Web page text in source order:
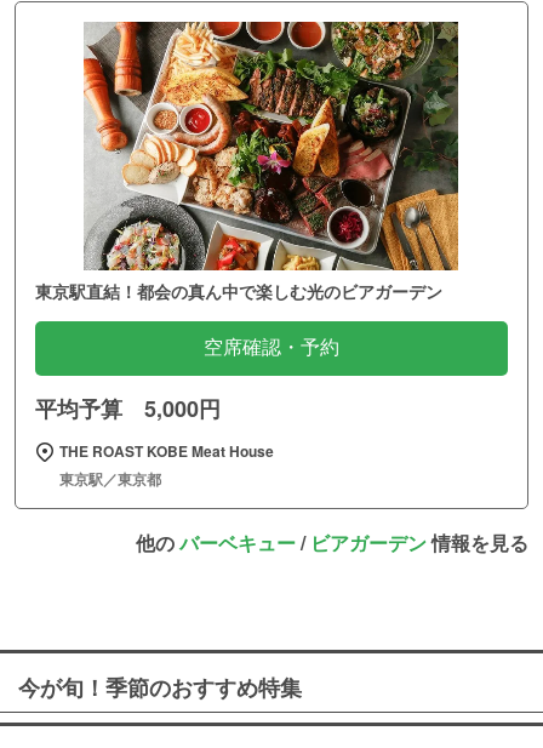
東京駅直結！都会の真ん中で楽しむ光のビアガーデン
空席確認・予約
平均予算 5,000円
THE ROAST KOBE Meat House
東京駅／東京都
他のバーベキュー/ ビアガーデン情報を見る
今が旬！季節のおすすめ特集